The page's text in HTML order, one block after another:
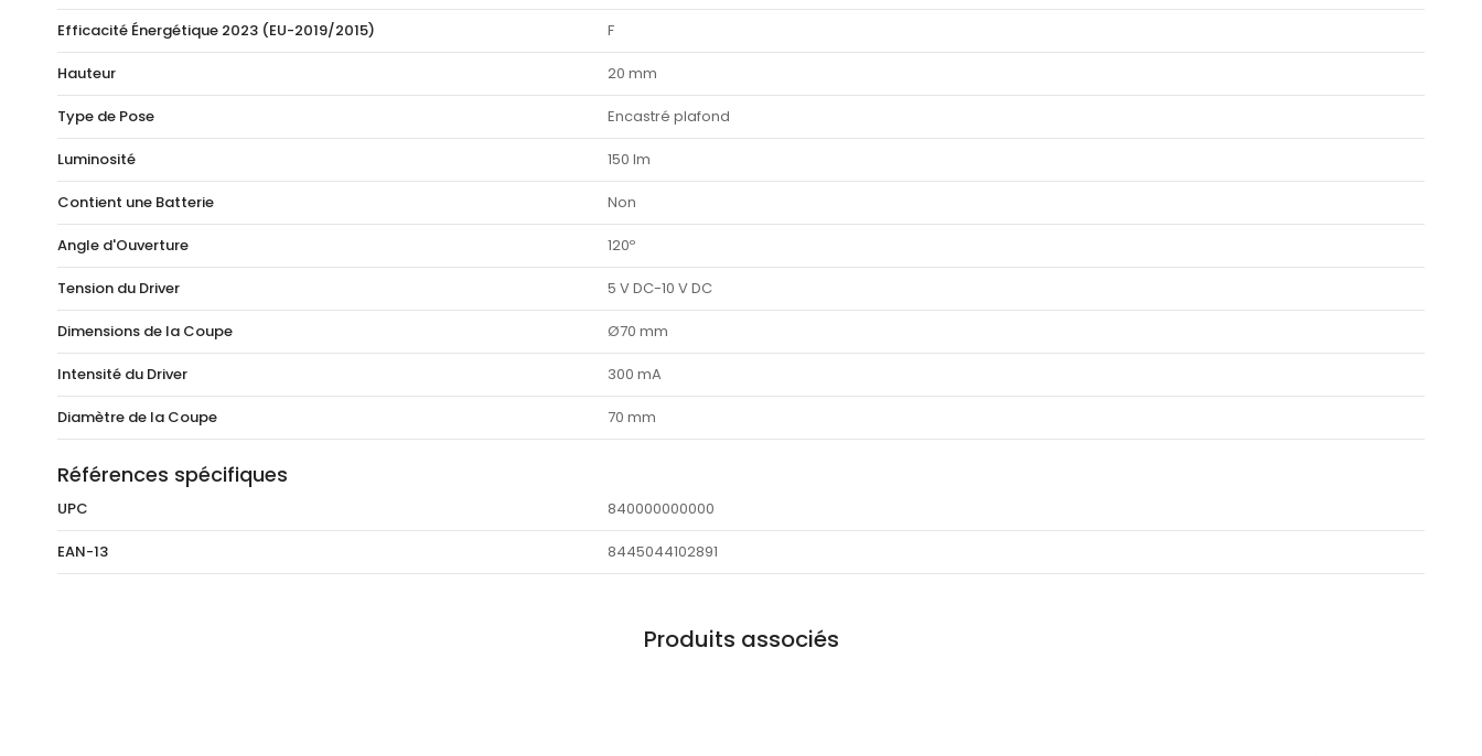
Efficacité Énergétique 2023 (EU-2019/2015) F
Hauteur 20 mm
Type de Pose Encastré plafond
Luminosité 150 lm
Contient une Batterie Non
Angle d'Ouverture 120º
Tension du Driver 5 V DC-10 V DC
Dimensions de la Coupe Ø70 mm
Intensité du Driver 300 mA
Diamètre de la Coupe 70 mm
Références spécifiques
UPC 840000000000
EAN-13 8445044102891
Produits associés